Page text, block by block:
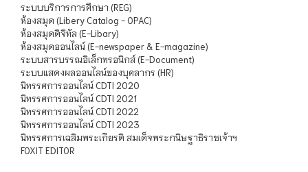
ระบบบริการการศึกษา (REG)
ห้องสมุด (Libery Catalog - OPAC)
ห้องสมุดดิจิทัล (E-Libary)
ห้องสมุดออนไลน์ (E-newspaper & E-magazine)
ระบบสารบรรณอิเล็กทรอนิกส์ (E-Document)
ระบบแสดงผลออนไลน์ของบุคลากร (HR)
นิทรรศการออนไลน์ CDTI 2020
นิทรรศการออนไลน์ CDTI 2021
นิทรรศการออนไลน์ CDTI 2022
นิทรรศการออนไลน์ CDTI 2023
นิทรรศการเฉลิมพระเกียรติ สมเด็จพระกนิษฐาธิราชเจ้าฯ
FOXIT EDITOR